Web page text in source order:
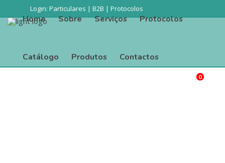
Login: Particulares | B2B | Protocolos
0
Home Sobre Serviços Protocolos
Catálogo Produtos Contactos